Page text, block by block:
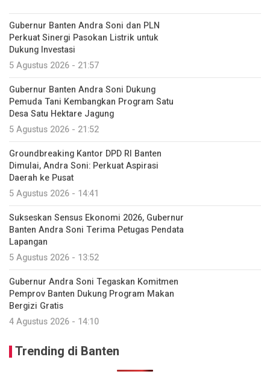
Gubernur Banten Andra Soni dan PLN
Perkuat Sinergi Pasokan Listrik untuk
Dukung Investasi
5 Agustus 2026 - 21:57
Gubernur Banten Andra Soni Dukung
Pemuda Tani Kembangkan Program Satu
Desa Satu Hektare Jagung
5 Agustus 2026 - 21:52
Groundbreaking Kantor DPD RI Banten
Dimulai, Andra Soni: Perkuat Aspirasi
Daerah ke Pusat
5 Agustus 2026 - 14:41
Sukseskan Sensus Ekonomi 2026, Gubernur
Banten Andra Soni Terima Petugas Pendata
Lapangan
5 Agustus 2026 - 13:52
Gubernur Andra Soni Tegaskan Komitmen
Pemprov Banten Dukung Program Makan
Bergizi Gratis
4 Agustus 2026 - 14:10
Trending di Banten